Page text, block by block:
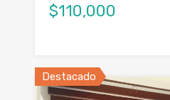
$110,000
Destacado